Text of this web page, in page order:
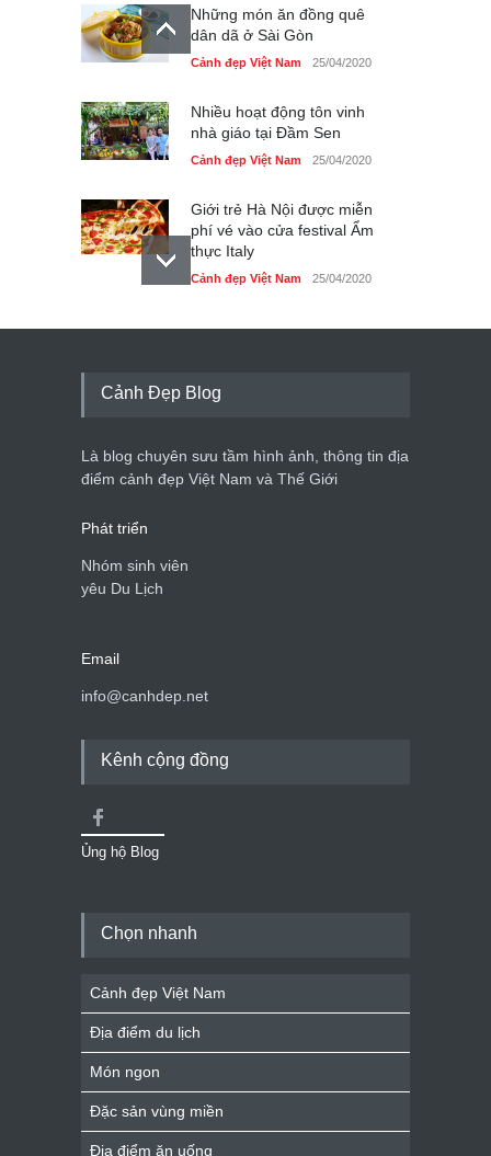
Những món ăn đồng quê
dân dã ở Sài Gòn
Cảnh đẹp Việt Nam 25/04/2020
Nhiều hoạt động tôn vinh
nhà giáo tại Đầm Sen
Cảnh đẹp Việt Nam 25/04/2020
Giới trẻ Hà Nội được miễn
phí vé vào cửa festival Ẩm
thực Italy
Cảnh đẹp Việt Nam 25/04/2020
Tam giác mạch khoe sắc
du lịch quốc gia
Cảnh đẹp Việt Nam 24/04/2020
Cảnh Đẹp Blog
Là blog chuyên sưu tầm hình ảnh, thông tin địa
điểm cảnh đẹp Việt Nam và Thế Giới
Phát triển
Nhóm sinh viên
yêu Du Lịch
Email
info@canhdep.net
Kênh cộng đồng
Ủng hộ Blog
Chọn nhanh
Cảnh đẹp Việt Nam
Địa điểm du lịch
Món ngon
Đặc sản vùng miền
Địa điểm ăn uống